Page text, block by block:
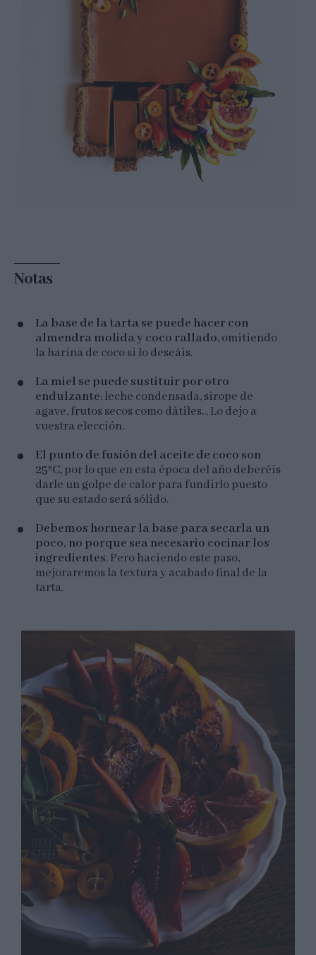
Notas
La base de la tarta se puede hacer con
almendra molida y coco rallado, omitiendo
la harina de coco si lo deseáis.
La miel se puede sustituir por otro
endulzante; leche condensada, sirope de
agave, frutos secos como dátiles... Lo dejo a
vuestra elección.
El punto de fusión del aceite de coco son
25ºC, por lo que en esta época del año deberéis
darle un golpe de calor para fundirlo puesto
que su estado será sólido.
Debemos hornear la base para secarla un
poco, no porque sea necesario cocinar los
ingredientes. Pero haciendo este paso,
mejoraremos la textura y acabado final de la
tarta.